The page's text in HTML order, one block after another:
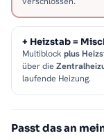
+ Heizstab =
Multiblock plus
über die
laufende Heizung.
Passt das an